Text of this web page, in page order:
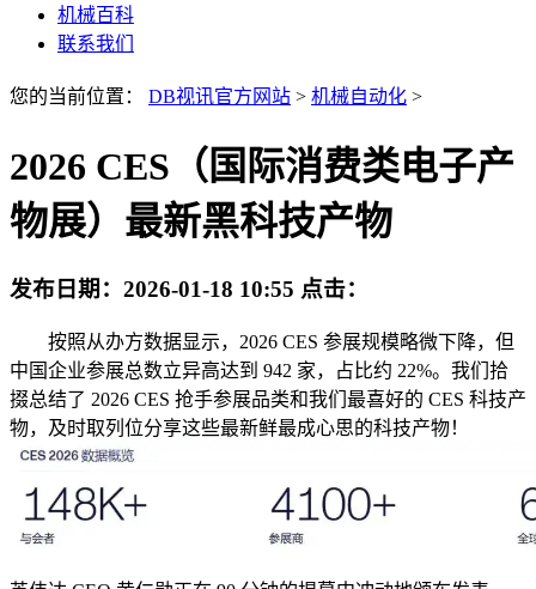
机械百科
联系我们
您的当前位置： DB视讯官方网站 > 机械自动化 >
2026 CES（国际消费类电子产
物展）最新黑科技产物
发布日期： 2026-01-18 10:55 点击：
按照从办方数据显示，2026 CES 参展规模略微下降，但
中国企业参展总数立异高达到 942 家，占比约 22%。我们拾
掇总结了 2026 CES 抢手参展品类和我们最喜好的 CES 科技产
物，及时取列位分享这些最新鲜最成心思的科技产物！